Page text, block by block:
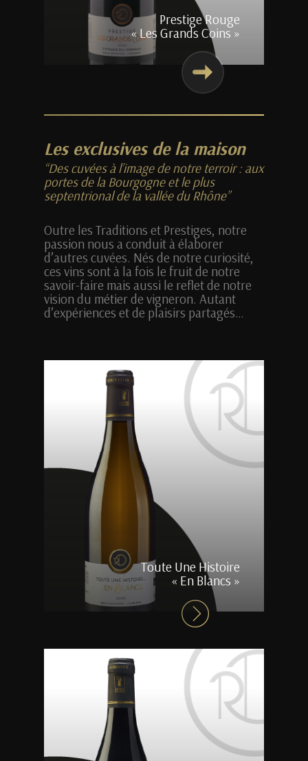
Prestige Rouge
« Les Grands Coins »
Les exclusives de la maison
“Des cuvées à l’image de notre terroir : aux
portes de la Bourgogne et le plus
septentrional de la vallée du Rhône”
Outre les Traditions et Prestiges, notre
passion nous a conduit à élaborer
d’autres cuvées. Nés de notre curiosité,
ces vins sont à la fois le fruit de notre
savoir-faire mais aussi le reflet de notre
vision du métier de vigneron. Autant
d’expériences et de plaisirs partagés…
Toute Une Histoire
« En Blancs »